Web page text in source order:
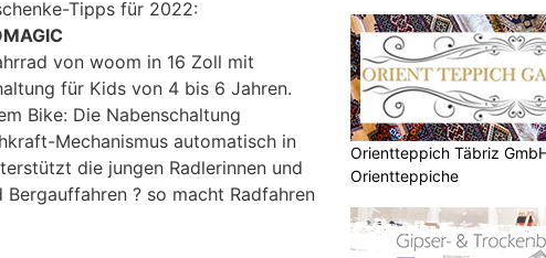
Tipps für 2022:
von woom in 16 Zoll mit
für Kids von 4 bis 6 Jahren.
Bike: Die Nabenschaltung
Mechanismus automatisch in
die jungen Radlerinnen und
Bergauffahren ? so macht Radfahren
Orientteppich Täbriz
Orientteppiche